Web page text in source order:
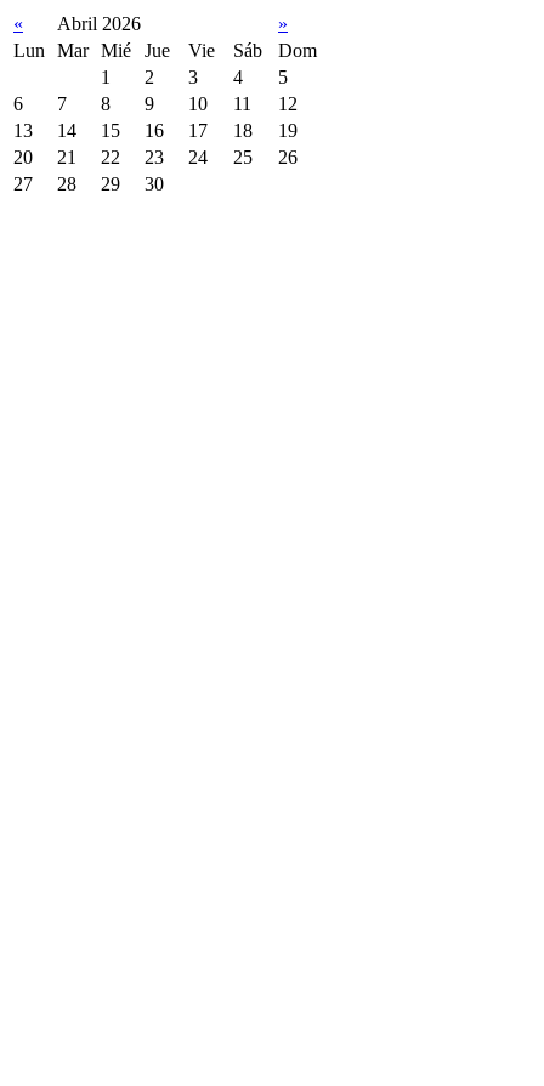
« Abril 2026
»
Lun
Mar Mié Jue Vie Sáb
Dom
1
2 3 4
5
6
7 8 9 10 11
12
13
14 15 16 17 18
19
20
21 22 23 24 25
26
27
28 29 30